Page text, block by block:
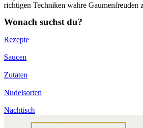
richtigen Techniken wahre Gaumenfreuden
Wonach suchst du?
Rezepte
Saucen
Zutaten
Nudelsorten
Nachtisch